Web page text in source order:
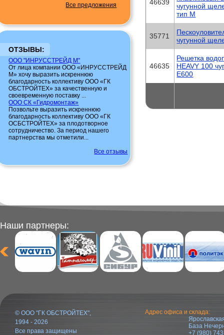
Все предложения
ОТЗЫВЫ:
ООО "ИНРУССТРЕЙД М"
От лица компании ООО «ИНРУССТРЕЙД
М» хочу выразить искреннюю
благодарность коллективу ООО «ГК
ОБСТРОЙТЕХ» за качественную и
своевременную поставку ...
ООО СК «Гидромонтаж»
Позвольте выразить искреннюю
благодарность коллективу ООО «ГК
ОСБСТРОЙТЕХ» за плодотворное
сотрудничество. За период нашего
партнерства мы отметили...
Все отзывы
46639
чугунной
тип М
35771
чугунной
46635
Решетка
HEAVY 100
Е600
Наши партнеры:
© ООО "ГК ОБСТРОЙТЕХ",
1994 - 2026
Все права защищены
Адрес офиса и склада:
База
+7 (980)